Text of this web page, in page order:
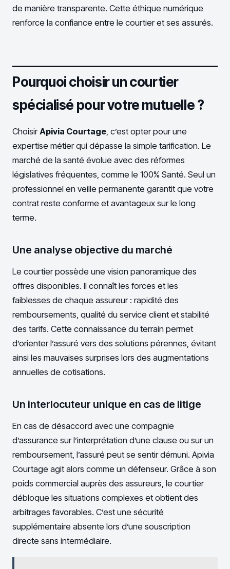
de manière transparente. Cette éthique numérique
renforce la confiance entre le courtier et ses assurés.
Pourquoi choisir un courtier
spécialisé pour votre mutuelle ?
ChoisirApivia Courtage, c’est opter pour une
expertise métier qui dépasse la simple tarification. Le
marché de la santé évolue avec des réformes
législatives fréquentes, comme le 100% Santé. Seul un
professionnel en veille permanente garantit que votre
contrat reste conforme et avantageux sur le long
terme.
Une analyse objective du marché
Le courtier possède une vision panoramique des
offres disponibles. Il connaît les forces et les
faiblesses de chaque assureur : rapidité des
remboursements, qualité du service client et stabilité
des tarifs. Cette connaissance du terrain permet
d’orienter l’assuré vers des solutions pérennes, évitant
ainsi les mauvaises surprises lors des augmentations
annuelles de cotisations.
Un interlocuteur unique en cas de litige
En cas de désaccord avec une compagnie
d’assurance sur l’interprétation d’une clause ou sur un
remboursement, l’assuré peut se sentir démuni. Apivia
Courtage agit alors comme un défenseur. Grâce à son
poids commercial auprès des assureurs, le courtier
débloque les situations complexes et obtient des
arbitrages favorables. C’est une sécurité
supplémentaire absente lors d’une souscription
directe sans intermédiaire.